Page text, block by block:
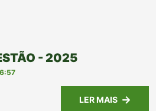
- 2025
LER MAIS